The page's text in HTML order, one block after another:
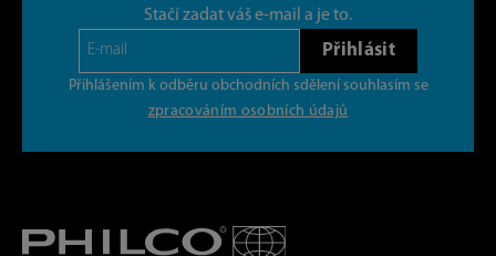
Stačí zadat váš e-mail a je to.
Přihlásit
Přihlášením k odběru obchodních sdělení souhlasím se
zpracováním osobních údajů